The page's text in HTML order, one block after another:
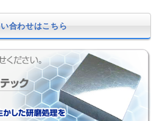
合わせはこちら